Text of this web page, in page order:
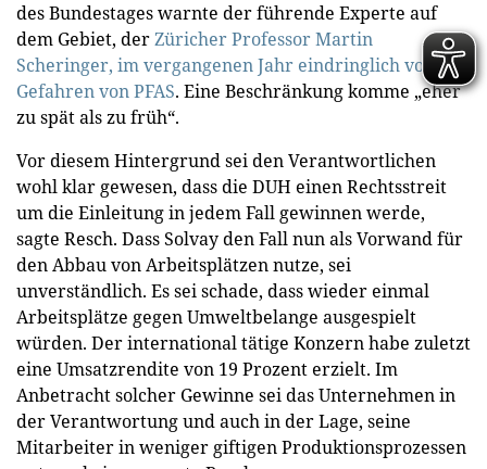
des Bundestages warnte der führende Experte auf
dem Gebiet, derZüricher Professor Martin
Scheringer, im vergangenen Jahr eindringlich vor den
Gefahren von PFAS. Eine Beschränkung komme „eher
zu spät als zu früh“.
Vor diesem Hintergrund sei den Verantwortlichen
wohl klar gewesen, dass die DUH einen Rechtsstreit
um die Einleitung in jedem Fall gewinnen werde,
sagte Resch. Dass Solvay den Fall nun als Vorwand für
den Abbau von Arbeitsplätzen nutze, sei
unverständlich. Es sei schade, dass wieder einmal
Arbeitsplätze gegen Umweltbelange ausgespielt
würden. Der international tätige Konzern habe zuletzt
eine Umsatzrendite von 19 Prozent erzielt. Im
Anbetracht solcher Gewinne sei das Unternehmen in
der Verantwortung und auch in der Lage, seine
Mitarbeiter in weniger giftigen Produktionsprozessen